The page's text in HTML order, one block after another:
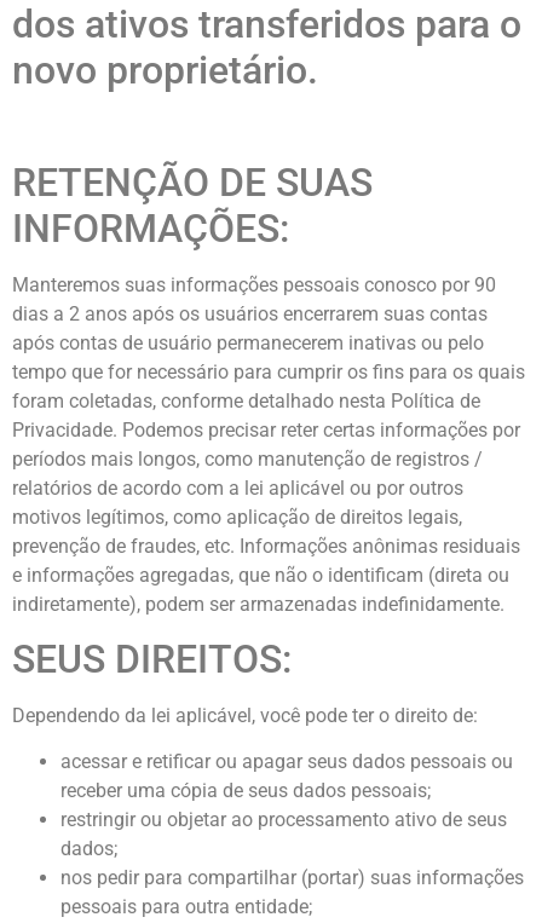
dos ativos transferidos para o
novo proprietário.
RETENÇÃO DE SUAS
INFORMAÇÕES:
Manteremos suas informações pessoais conosco por 90
dias a 2 anos após os usuários encerrarem suas contas
após contas de usuário permanecerem inativas ou pelo
tempo que for necessário para cumprir os fins para os quais
foram coletadas, conforme detalhado nesta Política de
Privacidade. Podemos precisar reter certas informações por
períodos mais longos, como manutenção de registros /
relatórios de acordo com a lei aplicável ou por outros
motivos legítimos, como aplicação de direitos legais,
prevenção de fraudes, etc. Informações anônimas residuais
e informações agregadas, que não o identificam (direta ou
indiretamente), podem ser armazenadas indefinidamente.
SEUS DIREITOS:
Dependendo da lei aplicável, você pode ter o direito de:
acessar e retificar ou apagar seus dados pessoais ou
receber uma cópia de seus dados pessoais;
restringir ou objetar ao processamento ativo de seus
dados;
nos pedir para compartilhar (portar) suas informações
pessoais para outra entidade;